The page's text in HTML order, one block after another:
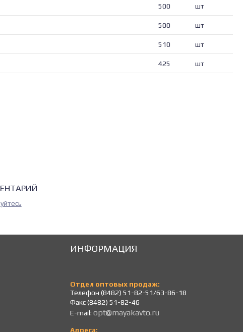
500 шт
500 шт
510 шт
425 шт
ИНФОРМАЦИЯ
Отдел оптовых продаж:
Телефон (8482) 51-82-51/63-86-18
Факс (8482) 51-82-46
E-mail: opt@mayakavto.ru
Адреса: